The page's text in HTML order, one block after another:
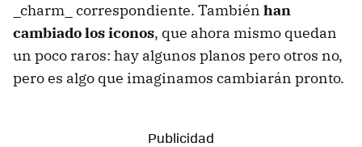
_charm_ correspondiente. También han
cambiado los iconos, que ahora mismo quedan
un poco raros: hay algunos planos pero otros no,
pero es algo que imaginamos cambiarán pronto.